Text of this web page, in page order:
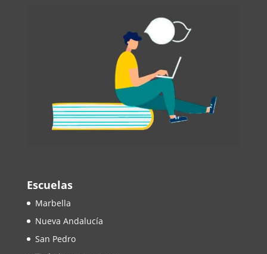
Escuelas
Marbella
Nueva Andalucía
San Pedro